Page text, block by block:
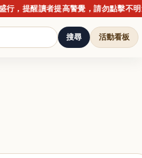
醒讀者提高警覺，請勿點擊不明連結
搜尋 活動看板